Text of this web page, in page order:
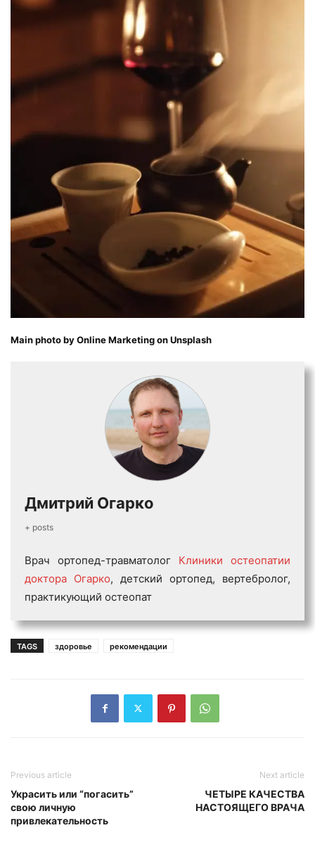
Main photo byOnline MarketingonUnsplash
Дмитрий Огарко
+ posts
Врач ортопед-травматолог Клиники остеопатии
доктора Огарко, детский ортопед, вертебролог,
практикующий остеопат
TAGS здоровье рекомендации
Previous article
Украсить или “погасить”
свою личную
привлекательность
Next article
ЧЕТЫРЕ КАЧЕСТВА
НАСТОЯЩЕГО ВРАЧА